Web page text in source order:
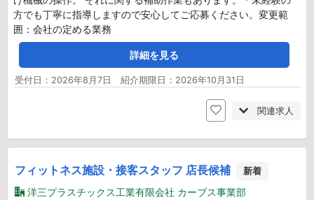
方でも丁寧に指導しますので安心してご応募ください。変更範
囲：会社の定める業務
詳細を見る
受付日：2026年8月7日 紹介期限日：2026年10月31日
関連求人
フィットネス施設・接客スタッフ 店長候補 新着
洋三プラスチックス工業有限会社 カーブス事業部